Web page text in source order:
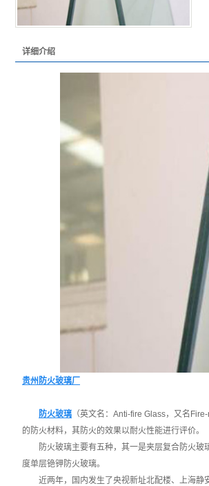
详细介绍
贵州防火玻璃厂
防火玻璃 （英文名：Anti-fire Glass，又名
的防火材料，其防火的效果以耐火性能进行评价。
防火玻璃主要有五种，其一是夹层复合防火
度单层铯钾防火玻璃。
近两年，国内发生了央视新址北配楼、上海